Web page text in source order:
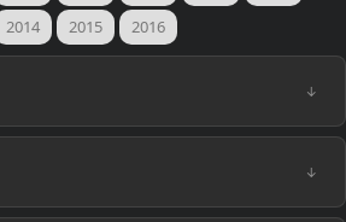
2014 2015 2016
↓
↓